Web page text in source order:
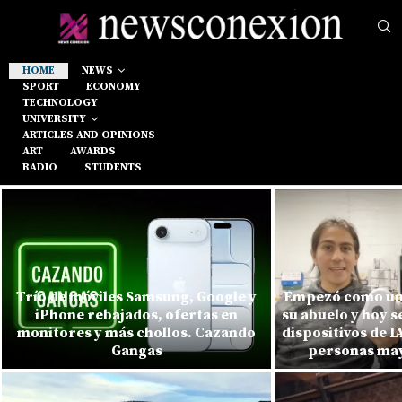
HOME
NEWS
SPORT
ECONOMY
TECHNOLOGY
UNIVERSITY
ARTICLES AND OPINIONS
ART
AWARDS
RADIO
STUDENTS
Trío de móviles Samsung, Google y
iPhone rebajados, ofertas en
monitores y más chollos. Cazando
Gangas
Empezó como
su abuelo y hoy
dispositivos de
personas